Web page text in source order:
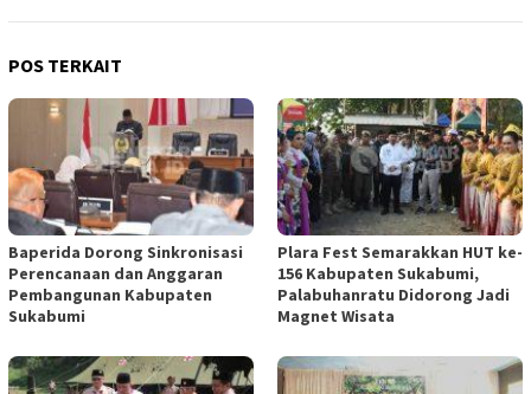
POS TERKAIT
Baperida Dorong Sinkronisasi
Perencanaan dan Anggaran
Pembangunan Kabupaten
Sukabumi
Plara Fest Semarakkan HUT ke-
156 Kabupaten Sukabumi,
Palabuhanratu Didorong Jadi
Magnet Wisata